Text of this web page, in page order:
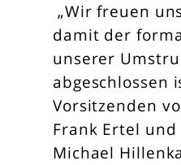
„Wir freuen
damit der
unserer
abgeschlossen
Vorsitzenden
Frank Ertel
Michael